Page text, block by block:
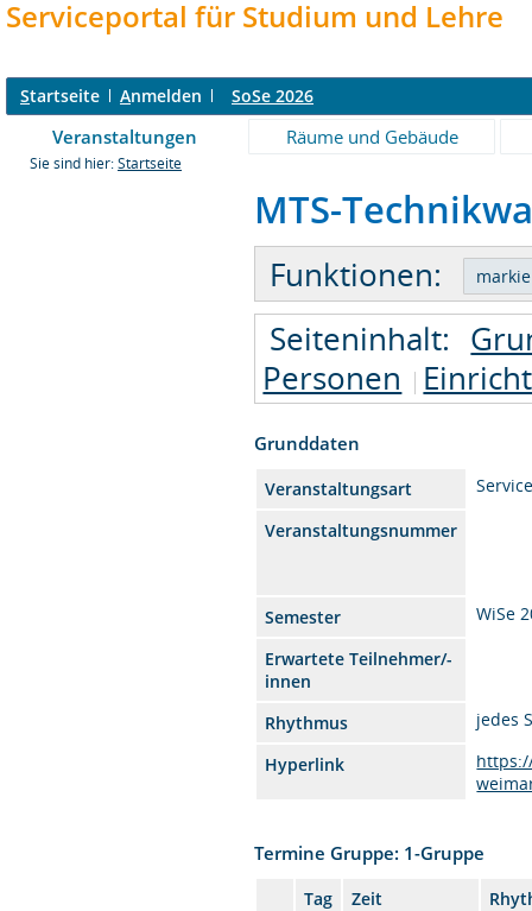
Serviceportal für Studium und Lehre
Startseite Anmelden SoSe 2026
Veranstaltungen Räume und Gebäude
Sie sind hier: Startseite
MTS-
Funktionen:
Seiteninhalt:
Personen
Grunddaten
Veranstaltungsart
Veranstaltungsnummer
Semester
WiSe
Erwartete Teilnehmer/-
innen
Rhythmus
jedes
Hyperlink
Termine Gruppe: 1-Gruppe
Tag Zeit